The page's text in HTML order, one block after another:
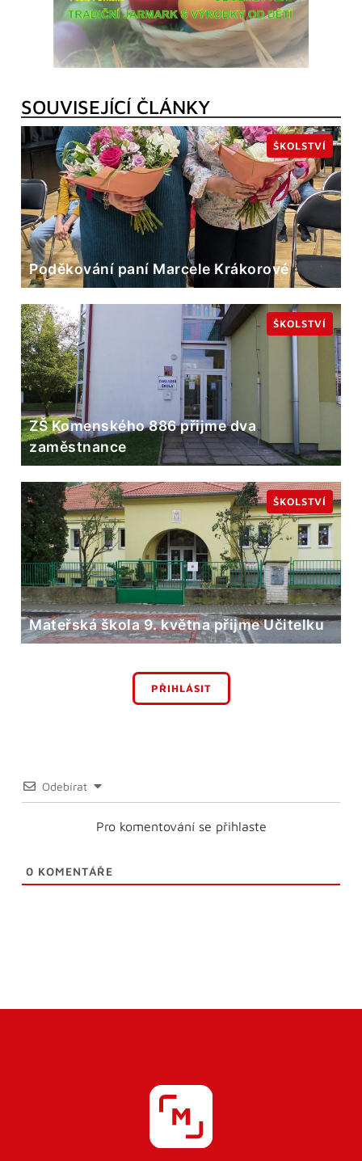
SOUVISEJÍCÍ ČLÁNKY
Poděkování paní Marcele Krákorové
ŠKOLSTVÍ
ZŠ Komenského 886 přijme dva
zaměstnance
ŠKOLSTVÍ
Mateřská škola 9. května přijme Učitelku
ŠKOLSTVÍ
PŘIHLÁSIT
Odebírat
Pro komentování se přihlaste
0 KOMENTÁŘE